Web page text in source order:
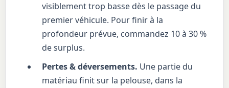
visiblement trop basse dès le passage du
premier véhicule. Pour finir à la
profondeur prévue, commandez 10 à 30 %
de surplus.
Pertes & déversements. Une partie du
matériau finit sur la pelouse, dans la